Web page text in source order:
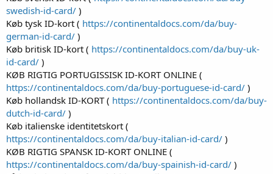
swedish-id-card/ )
Køb tysk ID-kort ( https://continentaldocs.com/da/buy-
german-id-card/ )
Køb britisk ID-kort ( https://continentaldocs.com/da/buy-uk-
id-card/ )
KØB RIGTIG PORTUGISSISK ID-KORT ONLINE (
https://continentaldocs.com/da/buy-portuguese-id-card/ )
Køb hollandsk ID-KORT ( https://continentaldocs.com/da/buy-
dutch-id-card/ )
Køb italienske identitetskort (
https://continentaldocs.com/da/buy-italian-id-card/ )
KØB RIGTIG SPANSK ID-KORT ONLINE (
https://continentaldocs.com/da/buy-spainish-id-card/ )